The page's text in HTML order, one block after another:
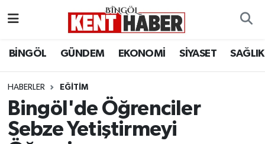
BİNGÖL GÜNDEM EKONOMİ SİYASET SAĞLIK
HABERLER EĞITIM
Bingöl'de Öğrenciler
Sebze Yetiştirmeyi
BİLİM-TEKNOLOJİ
DÜNYA
EĞİTİM
Bingöl Hava Durumu
Bingöl Namaz Vakitleri
Bingöl Trafik Yoğunluk Haritası